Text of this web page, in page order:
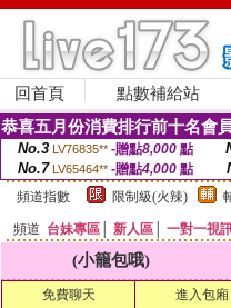
回首頁 點數補給站
恭喜五月份消費排行前十名會
No.3 LV76835** -贈點8,000點
No.7 LV65464** -贈點4,000 點
頻道指數
限制級(火辣)
頻道 台妹專區 新人區 一對一視
(小籠包哦)
免費聊天 進入包廂